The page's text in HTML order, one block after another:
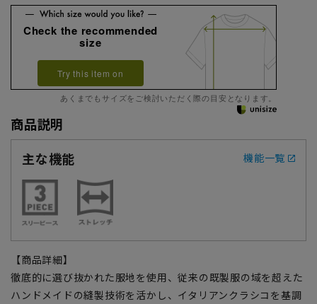
Check the recommended
size
Try this item on
あくまでもサイズをご検討いただく際の目安となります。
商品説明
主な機能
機能一覧
【商品詳細】
徹底的に選び抜かれた服地を使用、従来の既製服の域を超えた
ハンドメイドの縫製技術を活かし、イタリアンクラシコを基調